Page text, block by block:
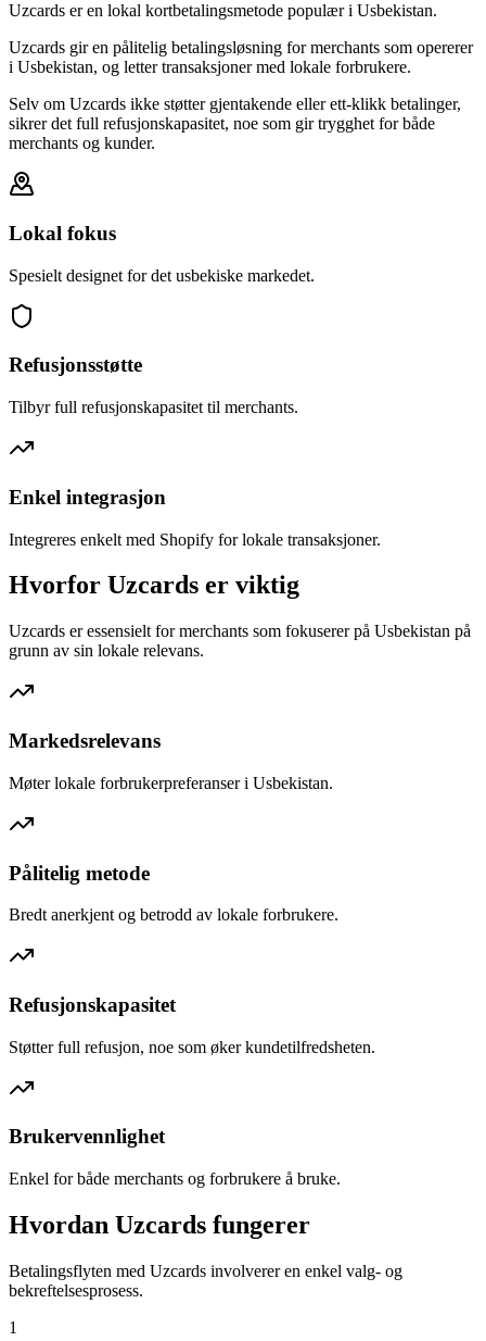
Uzcards er en lokal kortbetalingsmetode populær i Usbekistan.
Uzcards gir en pålitelig betalingsløsning for merchants som opererer
i Usbekistan, og letter transaksjoner med lokale forbrukere.
Selv om Uzcards ikke støtter gjentakende eller ett-klikk betalinger,
sikrer det full refusjonskapasitet, noe som gir trygghet for både
merchants og kunder.
Lokal fokus
Spesielt designet for det usbekiske markedet.
Refusjonsstøtte
Tilbyr full refusjonskapasitet til merchants.
Enkel integrasjon
Integreres enkelt med Shopify for lokale transaksjoner.
Hvorfor Uzcards er viktig
Uzcards er essensielt for merchants som fokuserer på Usbekistan på
grunn av sin lokale relevans.
Markedsrelevans
Møter lokale forbrukerpreferanser i Usbekistan.
Pålitelig metode
Bredt anerkjent og betrodd av lokale forbrukere.
Refusjonskapasitet
Støtter full refusjon, noe som øker kundetilfredsheten.
Brukervennlighet
Enkel for både merchants og forbrukere å bruke.
Hvordan Uzcards fungerer
Betalingsflyten med Uzcards involverer en enkel valg- og
bekreftelsesprosess.
1